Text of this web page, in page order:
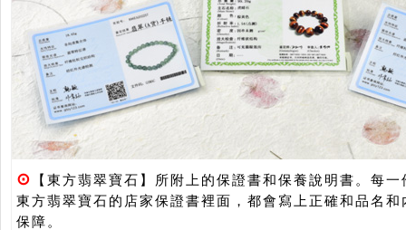
⊙
【東方翡翠寶石】所附上的保證書和保養說明書。每
東方翡翠寶石的店家保證書裡面，都會寫上正確和品名
保障。